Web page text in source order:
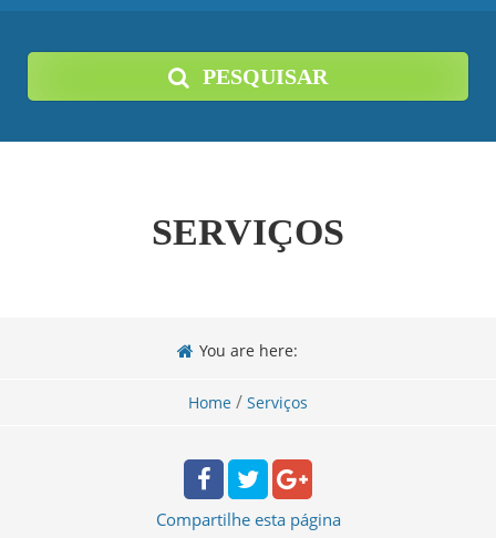
PESQUISAR
SERVIÇOS
You are here:
Home / Serviços
Compartilhe esta página